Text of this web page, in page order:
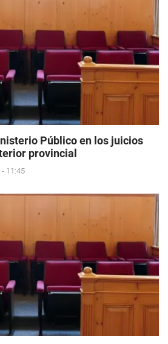
Público en los juicios
provincial
- 11:45